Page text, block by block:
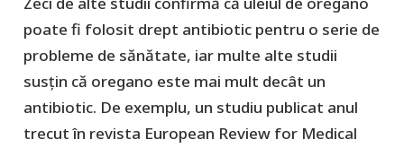
poate fi folosit drept antibiotic pentru o serie de
probleme de sănătate, iar multe alte studii
susțin că oregano este mai mult decât un
antibiotic. De exemplu, un studiu publicat anul
trecut în revista European Review for Medical